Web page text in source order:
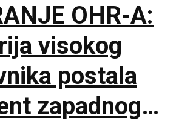
OHR-A:
visokog
postala
zapadnog